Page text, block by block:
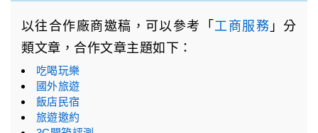
以往合作廠商邀稿，可以參考「 工商服務 」分
類文章，合作文章主題如下：
吃喝玩樂
國外旅遊
飯店民宿
旅遊邀約